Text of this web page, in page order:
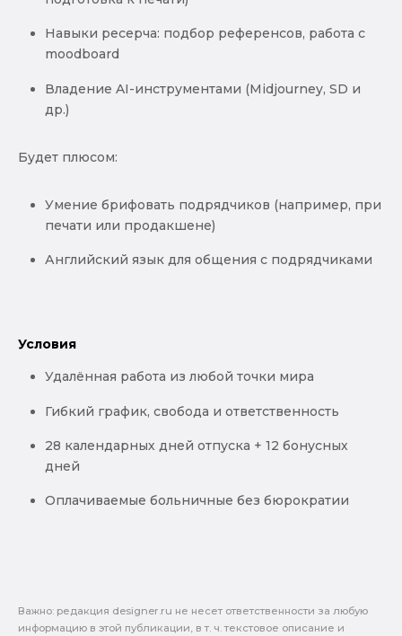
Навыки ресерча: подбор референсов, работа с
moodboard
Владение AI-инструментами (Midjourney, SD и
др.)
Будет плюсом:
Умение брифовать подрядчиков (например, при
печати или продакшене)
Английский язык для общения с подрядчиками
Условия
Удалённая работа из любой точки мира
Гибкий график, свобода и ответственность
28 календарных дней отпуска + 12 бонусных
дней
Оплачиваемые больничные без бюрократии
Важно: pедакция designer.ru не несет ответственности за любую
информацию в этой публикации, в т. ч. текстовое описание и